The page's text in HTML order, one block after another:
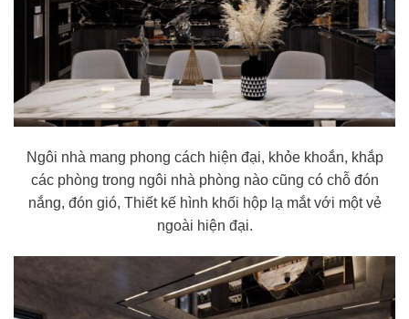
Ngôi nhà mang phong cách hiện đại, khỏe khoắn, khắp
các phòng trong ngôi nhà phòng nào cũng có chỗ đón
nắng, đón gió, Thiết kế hình khối hộp lạ mắt với một vẻ
ngoài hiện đại.